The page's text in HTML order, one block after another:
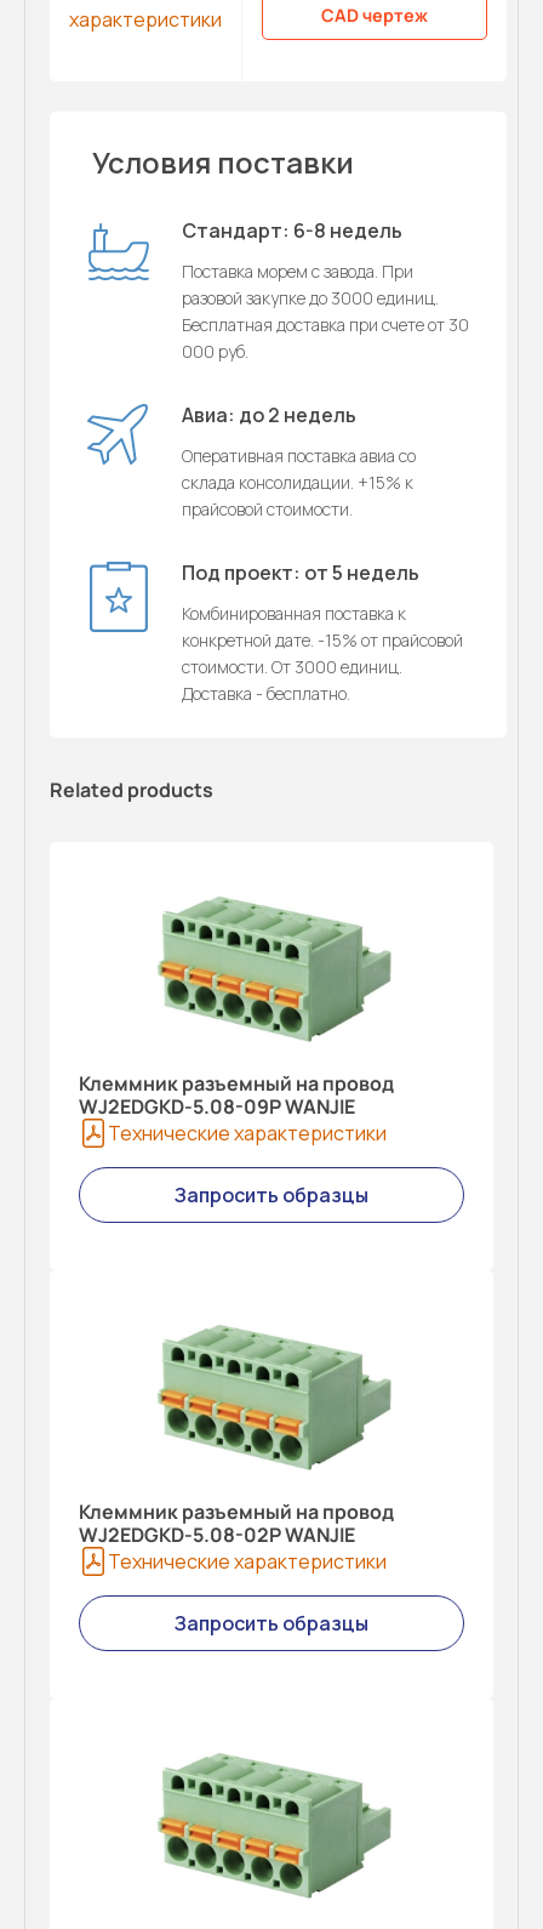
характеристики
CAD чертеж
Условия поставки
Стандарт: 6-8 недель
Поставка морем с завода. При
разовой закупке до 3000 единиц.
Бесплатная доставка при счете от 30
000 руб.
Авиа: до 2 недель
Оперативная поставка авиа со
склада консолидации. +15% к
прайсовой стоимости.
Под проект: от 5 недель
Комбинированная поставка к
конкретной дате. -15% от прайсовой
стоимости. От 3000 единиц.
Доставка - бесплатно.
Related products
Клеммник разъемный на провод
WJ2EDGKD-5.08-09P WANJIE
Технические характеристики
Запросить образцы
Клеммник разъемный на провод
WJ2EDGKD-5.08-02P WANJIE
Технические характеристики
Запросить образцы